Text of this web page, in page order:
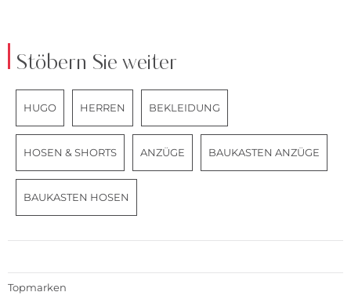
Stöbern Sie weiter
HUGO HERREN BEKLEIDUNG
HOSEN & SHORTS ANZÜGE BAUKASTEN ANZÜGE
BAUKASTEN HOSEN
Topmarken